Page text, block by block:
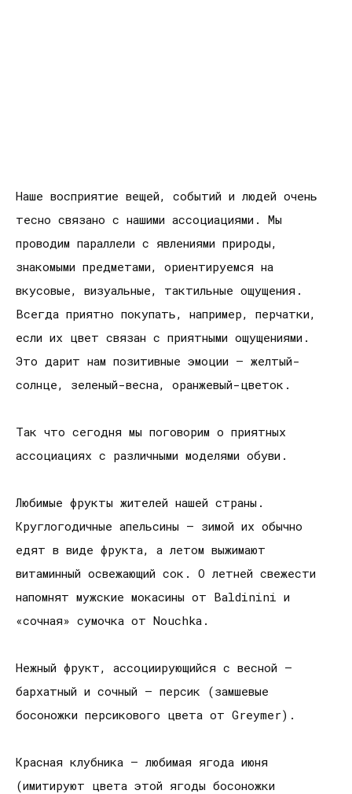
Наше восприятие вещей, событий и людей очень
тесно связано с нашими ассоциациями. Мы
проводим параллели с явлениями природы,
знакомыми предметами, ориентируемся на
вкусовые, визуальные, тактильные ощущения.
Всегда приятно покупать, например, перчатки,
если их цвет связан с приятными ощущениями.
Это дарит нам позитивные эмоции – желтый-
солнце, зеленый-весна, оранжевый-цветок.
Так что сегодня мы поговорим о приятных
ассоциациях с различными моделями обуви.
Любимые фрукты жителей нашей страны.
Круглогодичные апельсины – зимой их обычно
едят в виде фрукта, а летом выжимают
витаминный освежающий сок. О летней свежести
напомнят мужские мокасины от Baldinini и
«сочная» сумочка от Nouchka.
Нежный фрукт, ассоциирующийся с весной –
бархатный и сочный – персик (замшевые
босоножки персикового цвета от Greymer).
Красная клубника – любимая ягода июня
(имитируют цвета этой ягоды босоножки